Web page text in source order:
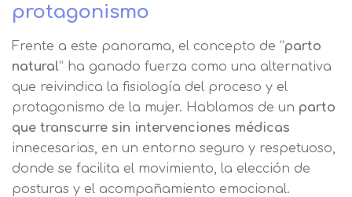
protagonismo
Frente a este panorama, el concepto de “parto
natural” ha ganado fuerza como una alternativa
que reivindica la fisiología del proceso y el
protagonismo de la mujer. Hablamos de un parto
que transcurre sin intervenciones médicas
innecesarias, en un entorno seguro y respetuoso,
donde se facilita el movimiento, la elección de
posturas y el acompañamiento emocional.